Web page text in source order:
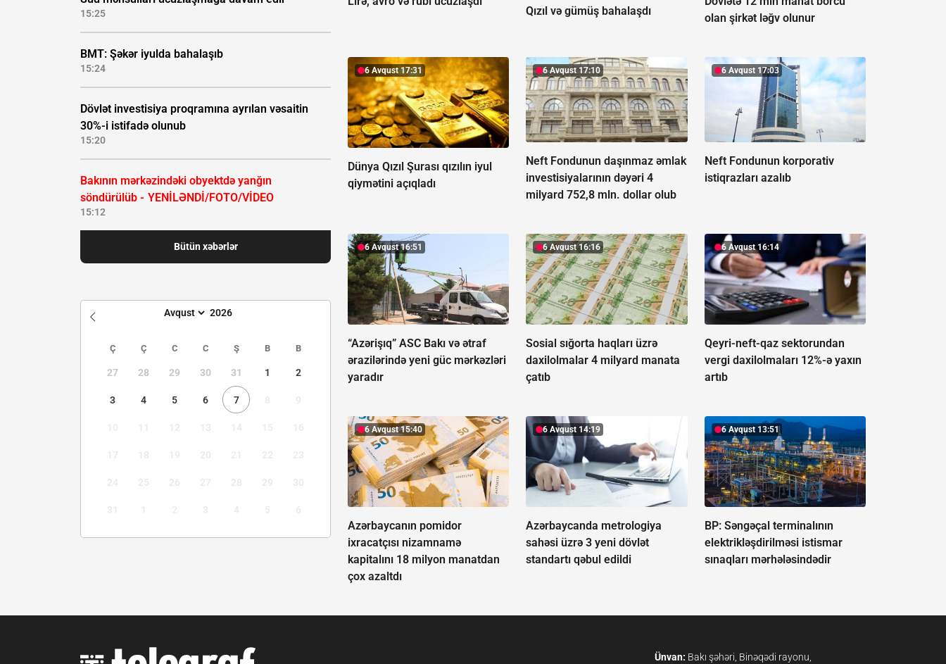
15:25
BMT: Şəkər iyulda bahalaşıb
15:24
Dövlət investisiya proqramına ayrılan vəsaitin
30%-i istifadə olunub
15:20
Bakının mərkəzindəki obyektdə yanğın
söndürülüb - YENİLƏNDİ/FOTO/VİDEO
15:12
Bütün xəbərlər
Ç Ç C C Ş B B
27 28 29 30 31 1 2
3 4 5 6 7
Qızıl və gümüş bahalaşdı
olan şirkət ləğv olunur
6 Avqust 17:31
Dünya Qızıl Şurası qızılın iyul
qiymətini açıqladı
6 Avqust 17:10
Neft Fondunun daşınmaz əmlak
investisiyalarının dəyəri 4
milyard 752,8 mln. dollar olub
6 Avqust 17:03
Neft Fondunun korporativ
istiqrazları azalıb
6 Avqust 16:51
“Azərişıq” ASC Bakı və ətraf
ərazilərində yeni güc mərkəzləri
yaradır
6 Avqust 16:16
Sosial sığorta haqları üzrə
daxilolmalar 4 milyard manata
çatıb
6 Avqust 16:14
Qeyri-neft-qaz sektorundan
vergi daxilolmaları 12%-ə yaxın
artıb
6 Avqust 15:40
Azərbaycanın pomidor
ixracatçısı nizamnamə
kapitalını 18 milyon manatdan
çox azaltdı
6 Avqust 14:19
Azərbaycanda metrologiya
sahəsi üzrə 3 yeni dövlət
standartı qəbul edildi
6 Avqust 13:51
BP: Səngəçal terminalının
elektrikləşdirilməsi istismar
sınaqları mərhələsindədir
Ünvan: Bakı şəhəri, Binəqədi rayonu,